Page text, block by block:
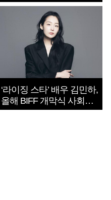
지는 ‘전쟁 속죄’
‘라이징 스타’ 배우 김민하,
올해 BIFF 개막식 사회자
확정